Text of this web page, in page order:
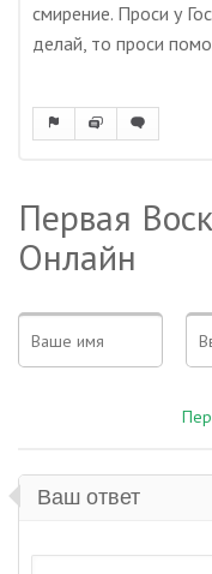
смирение. Проси у
делай, то проси
Первая
Онлайн
Ваш ответ